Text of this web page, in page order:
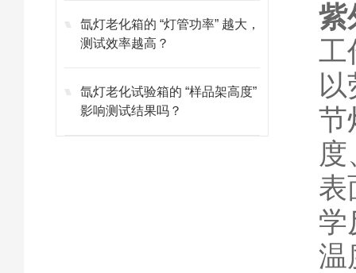
氙灯老化箱的 “灯管功率” 越大，
测试效率越高？
氙灯老化试验箱的 “样品架高度”
影响测试结果吗？
紫
工
节
表
学
温